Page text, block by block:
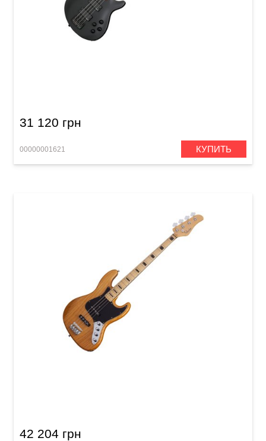
31 120 грн
00000001621 КУПИТЬ
42 204 грн